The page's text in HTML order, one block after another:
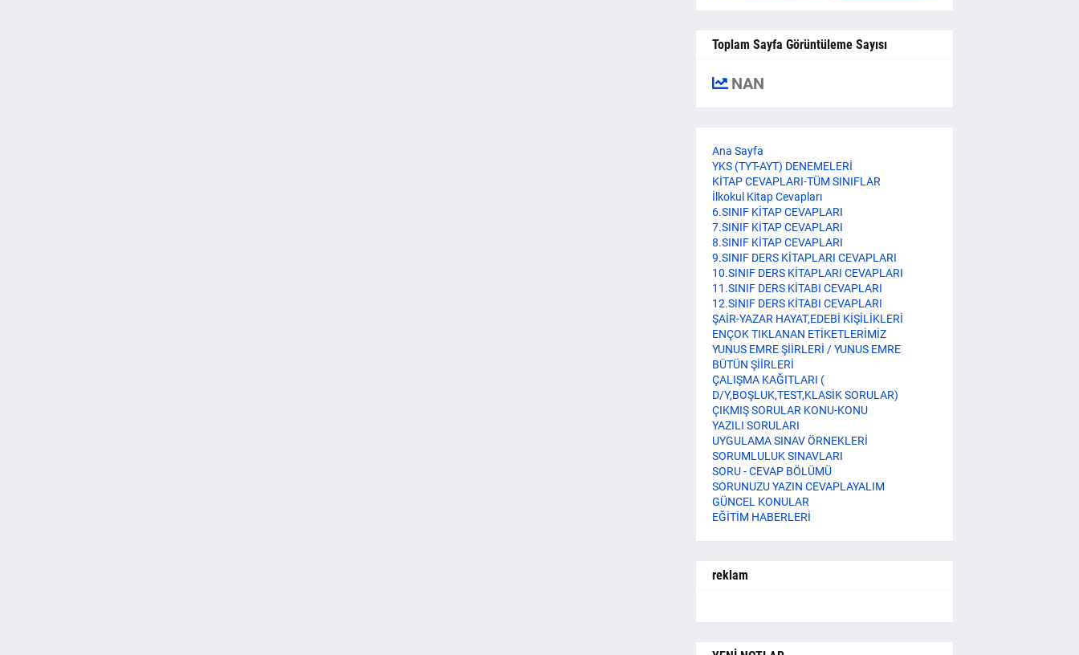
Toplam Sayfa Görüntüleme Sayısı
NAN
Ana Sayfa
YKS (TYT-AYT) DENEMELERİ
KİTAP CEVAPLARI-TÜM SINIFLAR
İlkokul Kitap Cevapları
6.SINIF KİTAP CEVAPLARI
7.SINIF KİTAP CEVAPLARI
8.SINIF KİTAP CEVAPLARI
9.SINIF DERS KİTAPLARI CEVAPLARI
10.SINIF DERS KİTAPLARI CEVAPLARI
11.SINIF DERS KİTABI CEVAPLARI
12.SINIF DERS KİTABI CEVAPLARI
ŞAİR-YAZAR HAYAT,EDEBİ KİŞİLİKLERİ
ENÇOK TIKLANAN ETİKETLERİMİZ
YUNUS EMRE ŞİİRLERİ / YUNUS EMRE
BÜTÜN ŞİİRLERİ
ÇALIŞMA KAĞITLARI (
D/Y,BOŞLUK,TEST,KLASİK SORULAR)
ÇIKMIŞ SORULAR KONU-KONU
YAZILI SORULARI
UYGULAMA SINAV ÖRNEKLERİ
SORUMLULUK SINAVLARI
SORU - CEVAP BÖLÜMÜ
SORUNUZU YAZIN CEVAPLAYALIM
GÜNCEL KONULAR
EĞİTİM HABERLERİ
reklam